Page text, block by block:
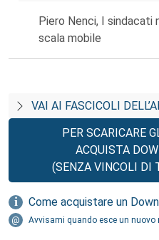
Piero Nenci, I sindacati
scala mobile
VAI AI FASCICOLI
PER SCARICARE
ACQUISTA
(SENZA VINCOLI DI
Come acquistare un
Avvisami quando esce un nuovo